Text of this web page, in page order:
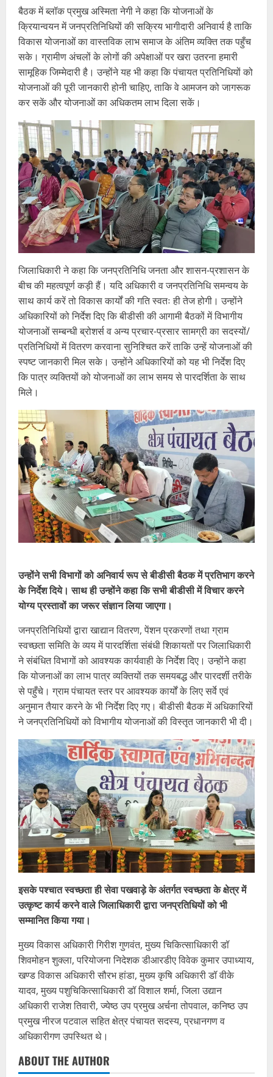
बैठक में ब्लॉक प्रमुख अस्मिता नेगी ने कहा कि योजनाओं के
क्रियान्वयन में जनप्रतिनिधियों की सक्रिय भागीदारी अनिवार्य है ताकि
विकास योजनाओं का वास्तविक लाभ समाज के अंतिम व्यक्ति तक पहुँच
सके। ग्रामीण अंचलों के लोगों की अपेक्षाओं पर खरा उतरना हमारी
सामूहिक जिम्मेदारी है। उन्होंने यह भी कहा कि पंचायत प्रतिनिधियों को
योजनाओं की पूरी जानकारी होनी चाहिए, ताकि वे आमजन को जागरूक
कर सकें और योजनाओं का अधिकतम लाभ दिला सकें।
जिलाधिकारी ने कहा कि जनप्रतिनिधि जनता और शासन-प्रशासन के
बीच की महत्वपूर्ण कड़ी हैं। यदि अधिकारी व जनप्रतिनिधि समन्वय के
साथ कार्य करें तो विकास कार्यों की गति स्वतः ही तेज होगी। उन्होंने
अधिकारियों को निर्देश दिए कि बीडीसी की आगामी बैठकों में विभागीय
योजनाओं सम्बन्धी ब्रोशर्स व अन्य प्रचार-प्रसार सामग्री का सदस्यों/
प्रतिनिधियों में वितरण करवाना सुनिश्चित करें ताकि उन्हें योजनाओं की
स्पष्ट जानकारी मिल सके। उन्होंने अधिकारियों को यह भी निर्देश दिए
कि पात्र व्यक्तियों को योजनाओं का लाभ समय से पारदर्शिता के साथ
मिले।
उन्होंने सभी विभागों को अनिवार्य रूप से बीडीसी बैठक में प्रतिभाग करने
के निर्देश दिये। साथ ही उन्होंने कहा कि सभी बीडीसी में विचार करने
योग्य प्रस्तावों का जरूर संज्ञान लिया जाएगा।
जनप्रतिनिधियों द्वारा खाद्यान वितरण, पेंशन प्रकरणों तथा ग्राम
स्वच्छता समिति के व्यय में पारदर्शिता संबंधी शिकायतों पर जिलाधिकारी
ने संबंधित विभागों को आवश्यक कार्यवाही के निर्देश दिए। उन्होंने कहा
कि योजनाओं का लाभ पात्र व्यक्तियों तक समयबद्ध और पारदर्शी तरीके
से पहुँचे। ग्राम पंचायत स्तर पर आवश्यक कार्यों के लिए सर्वे एवं
अनुमान तैयार करने के भी निर्देश दिए गए। बीडीसी बैठक में अधिकारियों
ने जनप्रतिनिधियों को विभागीय योजनाओं की विस्तृत जानकारी भी दी।
इसके पश्चात स्वच्छता ही सेवा पखवाड़े के अंतर्गत स्वच्छता के क्षेत्र में
उत्कृष्ट कार्य करने वाले जिलाधिकारी द्वारा जनप्रतिधियों को भी
सम्मानित किया गया।
मुख्य विकास अधिकारी गिरीश गुणवंत, मुख्य चिकित्साधिकारी डॉ
शिवमोहन शुक्ला, परियोजना निदेशक डीआरडीए विवेक कुमार उपाध्याय,
खण्ड विकास अधिकारी सौरभ हांडा, मुख्य कृषि अधिकारी डॉ वीके
यादव, मुख्य पशुचिकित्साधिकारी डॉ विशाल शर्मा, जिला उद्यान
अधिकारी राजेश तिवारी, ज्येष्ठ उप प्रमुख अर्चना तोपवाल, कनिष्ठ उप
प्रमुख नीरज पटवाल सहित क्षेत्र पंचायत सदस्य, प्रधानगण व
अधिकारीगण उपस्थित थे।
ABOUT THE AUTHOR